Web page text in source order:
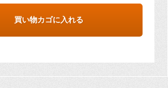
買い物カゴに入れる